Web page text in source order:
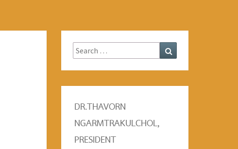
Search
for:
DR.THAVORN
NGARMTRAKULCHOL,
PRESIDENT